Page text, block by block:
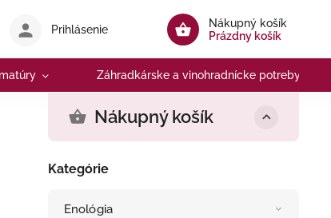
Nákupný košík
Prázdny košík
Prihlásenie
Záhradkárske a vinohradnícke potreby
Nákupný košík
Kategórie
Enológia